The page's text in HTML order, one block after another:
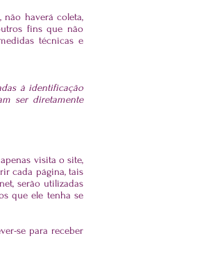
haverá coleta,
fins que não
técnicas e
à identificação
ser diretamente
visita o site,
cada página, tais
serão utilizadas
que ele tenha se
se para receber